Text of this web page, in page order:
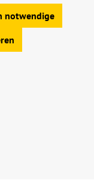
|
Impressum
notwendige